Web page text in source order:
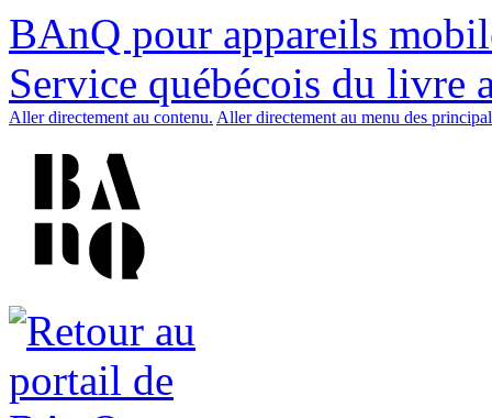
BAnQ pour appareils
Service québécois du livre
Aller directement au contenu. Aller directement au menu des